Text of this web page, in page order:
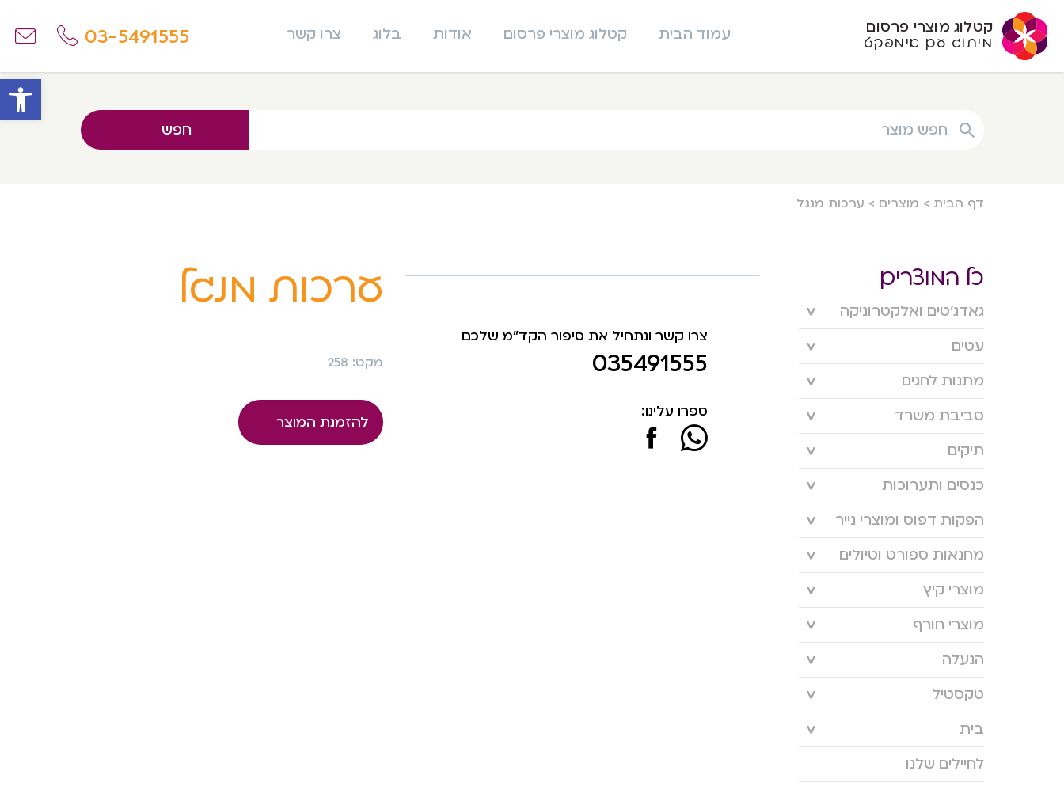
קטלוג מוצרי פרסום
מיתוג עם אימפקט עמוד הבית קטלוג מוצרי פרסום אודות בלוג צרו קשר 03-5491555
חפש מוצר
חפש
דף הבית > מוצרים > ערכות מנגל
כל המוצרים
גאדג’טים ואלקטרוניקה
עטים
מתנות לחגים
סביבת משרד
תיקים
כנסים ותערוכות
הפקות דפוס ומוצרי נייר
מחנאות ספורט וטיולים
מוצרי קיץ
מוצרי חורף
הנעלה
טקסטיל
בית
לחיילים שלנו
ערכות מנגל
מקט: 258
להזמנת המוצר
צרו קשר ונתחיל את סיפור הקד"מ שלכם
035491555
ספרו עלינו: